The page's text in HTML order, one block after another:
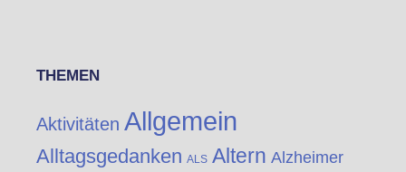
THEMEN
Aktivitäten Allgemein
Alltagsgedanken ALS Altern Alzheimer